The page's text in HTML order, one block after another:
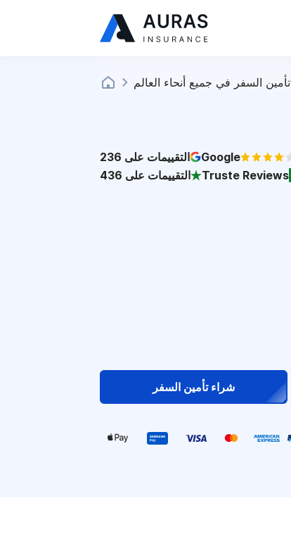
تأمين السفر في جميع أنحاء العالم
236 التقييمات على
Google
436 التقييمات على Truste Reviews
شراء تأمين السفر